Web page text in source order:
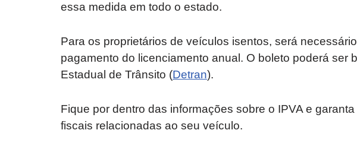
essa medida em todo o estado.
Para os proprietários de veículos isentos, será
pagamento do licenciamento anual. O boleto poderá ser
Estadual de Trânsito (Detran).
Fique por dentro das informações sobre o IPVA e
fiscais relacionadas ao seu veículo.